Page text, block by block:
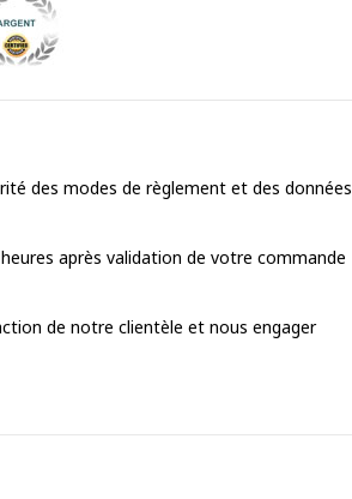
des modes de règlement et des données
après validation de votre commande
de notre clientèle et nous engager